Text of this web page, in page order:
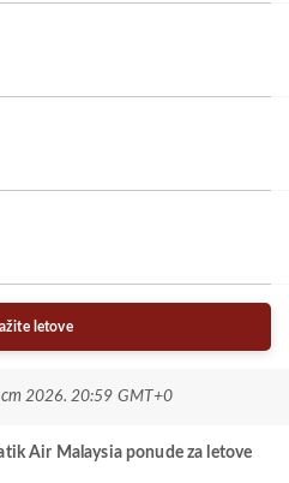
letove
2026. 20:59 GMT+0
Air Malaysia ponude za letove